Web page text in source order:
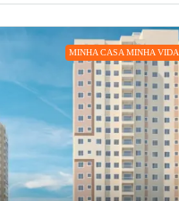
MINHA CASA MINHA VIDA